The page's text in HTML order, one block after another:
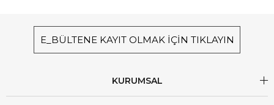
E_BÜLTENE KAYIT OLMAK İÇİN TIKLAYIN
KURUMSAL